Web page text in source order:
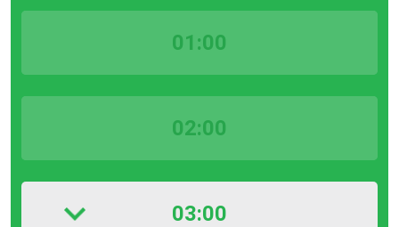
01:00
02:00
03:00